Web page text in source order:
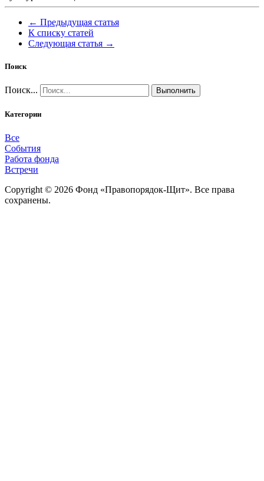
← Предыдущая статья
К списку статей
Следующая статья →
Поиск
Поиск... Выполнить
Категории
Все
События
Работа фонда
Встречи
Copyright © 2026 Фонд «Правопорядок-Щит». Все права
сохранены.